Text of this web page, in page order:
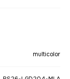
multicolor